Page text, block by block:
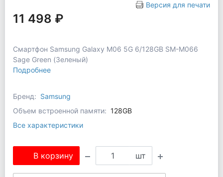
Версия для печати
11 498 ₽
Смартфон Samsung Galaxy M06 5G 6/128GB SM-M066
Sage Green (Зеленый)
Подробнее
Бренд: Samsung
Объем встроенной памяти: 128GB
Все характеристики
В корзину шт